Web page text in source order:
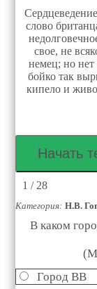
слово
свое, не
немец; но нет
бойко так
кипело и
1 / 28
Категория: Н.В.
В каком
Город BB